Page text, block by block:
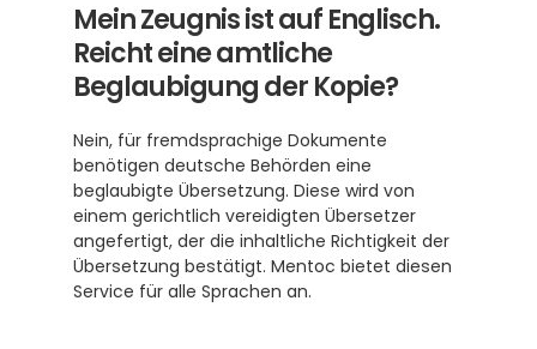
Mein Zeugnis ist auf Englisch.
Reicht eine amtliche
Beglaubigung der Kopie?
Nein, für fremdsprachige Dokumente
benötigen deutsche Behörden eine
beglaubigte Übersetzung. Diese wird von
einem gerichtlich vereidigten Übersetzer
angefertigt, der die inhaltliche Richtigkeit der
Übersetzung bestätigt. Mentoc bietet diesen
Service für alle Sprachen an.